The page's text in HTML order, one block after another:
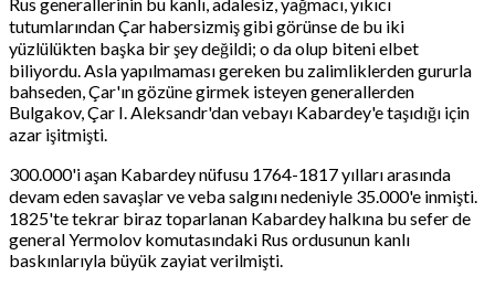
tutumlarından Çar habersizmiş gibi görünse de bu iki
yüzlülükten başka bir şey değildi; o da olup biteni elbet
biliyordu. Asla yapılmaması gereken bu zalimliklerden gururla
bahseden, Çar'ın gözüne girmek isteyen generallerden
Bulgakov, Çar I. Aleksandr'dan vebayı Kabardey'e taşıdığı için
azar işitmişti.
300.000'i aşan Kabardey nüfusu 1764-1817 yılları arasında
devam eden savaşlar ve veba salgını nedeniyle 35.000'e inmişti.
1825'te tekrar biraz toparlanan Kabardey halkına bu sefer de
general Yermolov komutasındaki Rus ordusunun kanlı
baskınlarıyla büyük zayiat verilmişti.